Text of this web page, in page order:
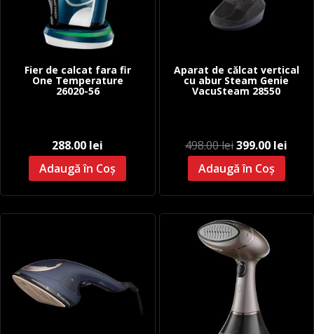
Fier de calcat fara fir
One Temperature
26020-56
288.00 lei
Adaugă în Coș
Aparat de călcat vertical
cu abur Steam Genie
VacuSteam 28550
498.00leiPrețul
inițial
a
399.00 lei
Adaugă în Coș